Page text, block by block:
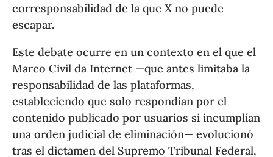
corresponsabilidad de la que X no puede
escapar.
Este debate ocurre en un contexto en el que el
Marco Civil da Internet —que antes limitaba la
responsabilidad de las plataformas,
estableciendo que solo respondían por el
contenido publicado por usuarios si incumplían
una orden judicial de eliminación— evolucionó
tras el dictamen del Supremo Tribunal Federal,